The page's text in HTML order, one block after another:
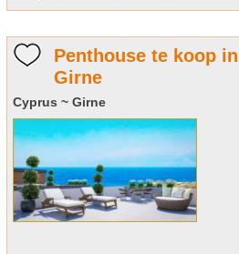
Penthouse te koop in
Girne
Cyprus ~ Girne